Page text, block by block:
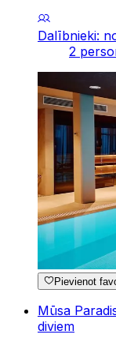
Dalībnieki:
2
Pievienot
Mūsa
diviem